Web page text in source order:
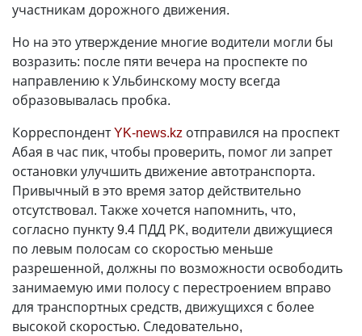
участникам дорожного движения.
Но на это утверждение многие водители могли бы
возразить: после пяти вечера на проспекте по
направлению к Ульбинскому мосту всегда
образовывалась пробка.
КорреспондентYK-news.kz отправился на проспект
Абая в час пик, чтобы проверить, помог ли запрет
остановки улучшить движение автотранспорта.
Привычный в это время затор действительно
отсутствовал. Также хочется напомнить, что,
согласно пункту 9.4 ПДД РК, водители движущиеся
по левым полосам со скоростью меньше
разрешенной, должны по возможности освободить
занимаемую ими полосу с перестроением вправо
для транспортных средств, движущихся с более
высокой скоростью. Следовательно,